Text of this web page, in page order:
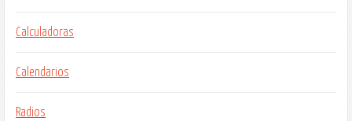
Calculadoras
Calendarios
Radios